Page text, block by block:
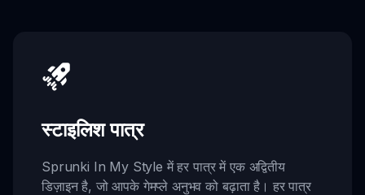
स्टाइलिश पात्र
Sprunki In My Style में हर पात्र में एक अद्वितीय
डिज़ाइन है, जो आपके गेमप्ले अनुभव को बढ़ाता है। हर पात्र